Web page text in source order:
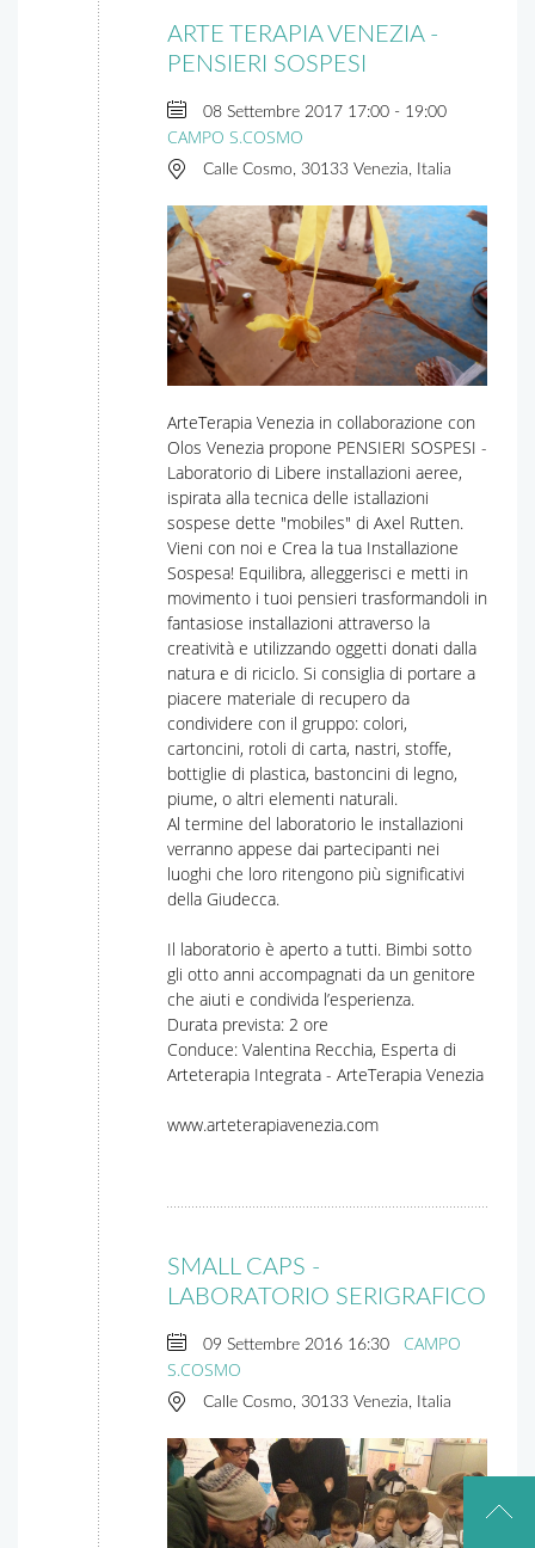
ARTE TERAPIA VENEZIA -
PENSIERI SOSPESI
08 Settembre 2017 17:00 - 19:00
CAMPO S.COSMO
Calle Cosmo, 30133 Venezia, Italia
ArteTerapia Venezia in collaborazione con
Olos Venezia propone PENSIERI SOSPESI -
Laboratorio di Libere installazioni aeree,
ispirata alla tecnica delle istallazioni
sospese dette "mobiles" di Axel Rutten.
Vieni con noi e Crea la tua Installazione
Sospesa! Equilibra, alleggerisci e metti in
movimento i tuoi pensieri trasformandoli in
fantasiose installazioni attraverso la
creatività e utilizzando oggetti donati dalla
natura e di riciclo. Si consiglia di portare a
piacere materiale di recupero da
condividere con il gruppo: colori,
cartoncini, rotoli di carta, nastri, stoffe,
bottiglie di plastica, bastoncini di legno,
piume, o altri elementi naturali.
Al termine del laboratorio le installazioni
verranno appese dai partecipanti nei
luoghi che loro ritengono più significativi
della Giudecca.
Il laboratorio è aperto a tutti. Bimbi sotto
gli otto anni accompagnati da un genitore
che aiuti e condivida l’esperienza.
Durata prevista: 2 ore
Conduce: Valentina Recchia, Esperta di
Arteterapia Integrata - ArteTerapia Venezia
www.arteterapiavenezia.com
SMALL CAPS -
LABORATORIO SERIGRAFICO
09 Settembre 2016 16:30
CAMPO
S.COSMO
Calle Cosmo, 30133 Venezia, Italia